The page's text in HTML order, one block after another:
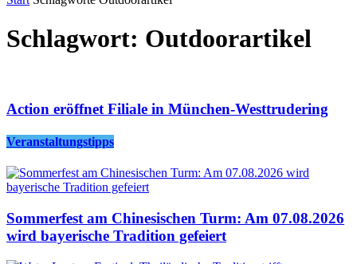
Schlagwort: Outdoorartikel
Action eröffnet Filiale in München-Westtrudering
Veranstaltungstipps
Sommerfest am Chinesischen Turm: Am 07.08.2026
wird bayerische Tradition gefeiert